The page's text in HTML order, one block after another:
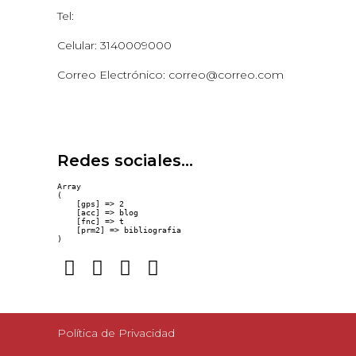
Tel:
Celular: 3140009000
Correo Electrónico: correo@correo.com
Redes sociales...
Array
(
    [gps] => 2
    [acc] => blog
    [fnc] => t
    [prm2] => bibliografia
Política de Privacidad